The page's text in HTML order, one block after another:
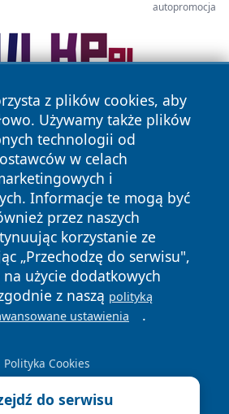
autopromocja
z plików cookies, aby
Używamy także plików
technologii od
w celach
i
Informacje te mogą być
przez naszych
korzystanie ze
„Przechodzę do serwisu",
użycie dodatkowych
z naszą polityką
ustawienia .
Polityka Cookies
do serwisu
Wszystkie prawa
Polityka
Cookies